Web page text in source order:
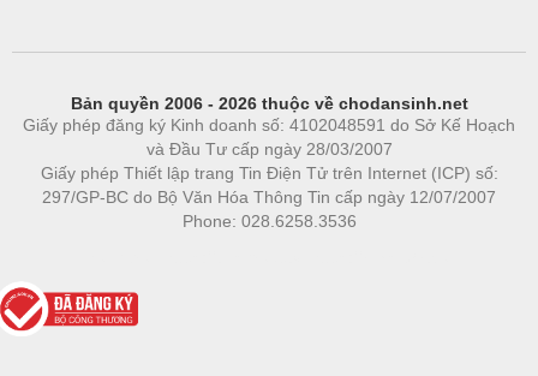
Bản quyền 2006 - 2026 thuộc về chodansinh.net
Giấy phép đăng ký Kinh doanh số: 4102048591 do Sở Kế Hoạch
và Đầu Tư cấp ngày 28/03/2007
Giấy phép Thiết lập trang Tin Điện Tử trên Internet (ICP) số:
297/GP-BC do Bộ Văn Hóa Thông Tin cấp ngày 12/07/2007
Phone: 028.6258.3536